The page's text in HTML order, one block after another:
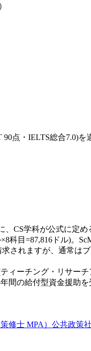
・IELTS総合7.0)を
CS学科が公式に定
科目=87,816ドル)。
されますが、通常は
ィーチング・リサー
間の給付型資金援助を
修士 MPA） 公共政策